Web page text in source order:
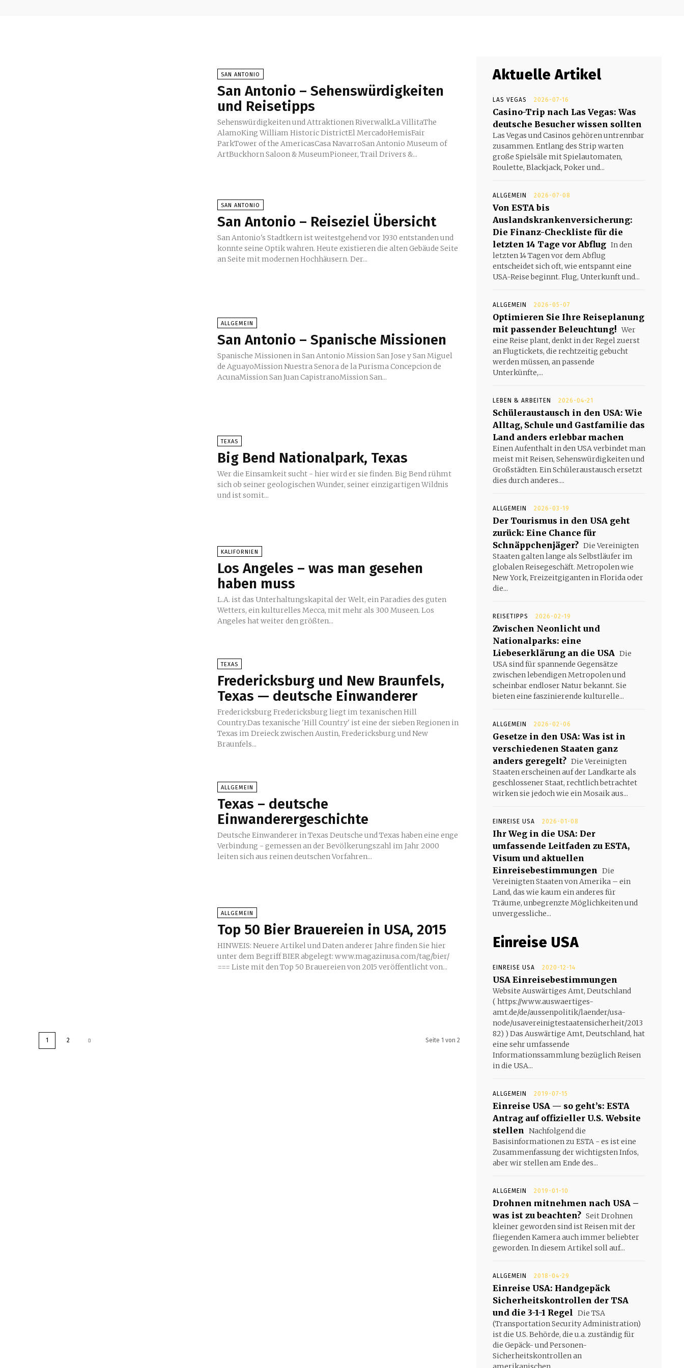
SAN ANTONIO
San Antonio – Sehenswürdigkeiten
und Reisetipps
Sehenswürdigkeiten und Attraktionen RiverwalkLa VillitaThe
AlamoKing William Historic DistrictEl MercadoHemisFair
ParkTower of the AmericasCasa NavarroSan Antonio Museum of
ArtBuckhorn Saloon & MuseumPioneer, Trail Drivers &...
SAN ANTONIO
San Antonio – Reiseziel Übersicht
San Antonio's Stadtkern ist weitestgehend vor 1930 entstanden und
konnte seine Optik wahren. Heute existieren die alten Gebäude Seite
an Seite mit modernen Hochhäusern. Der...
ALLGEMEIN
San Antonio – Spanische Missionen
Spanische Missionen in San Antonio Mission San Jose y San Miguel
de AguayoMission Nuestra Senora de la Purisma Concepcion de
AcunaMission San Juan CapistranoMission San...
TEXAS
Big Bend Nationalpark, Texas
Wer die Einsamkeit sucht - hier wird er sie finden. Big Bend rühmt
sich ob seiner geologischen Wunder, seiner einzigartigen Wildnis
und ist somit...
KALIFORNIEN
Los Angeles – was man gesehen
haben muss
L.A. ist das Unterhaltungskapital der Welt, ein Paradies des guten
Wetters, ein kulturelles Mecca, mit mehr als 300 Museen. Los
Angeles hat weiter den größten...
TEXAS
Fredericksburg und New Braunfels,
Texas — deutsche Einwanderer
Fredericksburg Fredericksburg liegt im texanischen Hill
Country.Das texanische 'Hill Country' ist eine der sieben Regionen in
Texas im Dreieck zwischen Austin, Fredericksburg und New
Braunfels...
ALLGEMEIN
Texas – deutsche
Einwanderergeschichte
Deutsche Einwanderer in Texas Deutsche und Texas haben eine enge
Verbindung - gemessen an der Bevölkerungszahl im Jahr 2000
leiten sich aus reinen deutschen Vorfahren...
ALLGEMEIN
Top 50 Bier Brauereien in USA, 2015
HINWEIS: Neuere Artikel und Daten anderer Jahre finden Sie hier
unter dem Begriff BIER abgelegt: www.magazinusa.com/tag/bier/
=== Liste mit den Top 50 Brauereien von 2015 veröffentlicht von...
1 2 Seite 1 von 2
Aktuelle Artikel
LAS VEGAS 2026-07-16
Casino-Trip nach Las Vegas: Was
deutsche Besucher wissen sollten
Las Vegas und Casinos gehören untrennbar
zusammen. Entlang des Strip warten
große Spielsäle mit Spielautomaten,
Roulette, Blackjack, Poker und...
ALLGEMEIN 2026-07-08
Von ESTA bis
Auslandskrankenversicherung:
Die Finanz-Checkliste für die
letzten 14 Tage vor Abflug In den
letzten 14 Tagen vor dem Abflug
entscheidet sich oft, wie entspannt eine
USA-Reise beginnt. Flug, Unterkunft und...
ALLGEMEIN 2026-05-07
Optimieren Sie Ihre Reiseplanung
mit passender Beleuchtung! Wer
eine Reise plant, denkt in der Regel zuerst
an Flugtickets, die rechtzeitig gebucht
werden müssen, an passende
Unterkünfte,...
LEBEN & ARBEITEN 2026-04-21
Schüleraustausch in den USA: Wie
Alltag, Schule und Gastfamilie das
Land anders erlebbar machen
Einen Aufenthalt in den USA verbindet man
meist mit Reisen, Sehenswürdigkeiten und
Großstädten. Ein Schüleraustausch ersetzt
dies durch anderes....
ALLGEMEIN 2026-03-19
Der Tourismus in den USA geht
zurück: Eine Chance für
Schnäppchenjäger? Die Vereinigten
Staaten galten lange als Selbstläufer im
globalen Reisegeschäft. Metropolen wie
New York, Freizeitgiganten in Florida oder
die...
REISETIPPS 2026-02-19
Zwischen Neonlicht und
Nationalparks: eine
Liebeserklärung an die USA Die
USA sind für spannende Gegensätze
zwischen lebendigen Metropolen und
scheinbar endloser Natur bekannt. Sie
bieten eine faszinierende kulturelle...
ALLGEMEIN 2026-02-06
Gesetze in den USA: Was ist in
verschiedenen Staaten ganz
anders geregelt? Die Vereinigten
Staaten erscheinen auf der Landkarte als
geschlossener Staat, rechtlich betrachtet
wirken sie jedoch wie ein Mosaik aus...
EINREISE USA 2026-01-08
Ihr Weg in die USA: Der
umfassende Leitfaden zu ESTA,
Visum und aktuellen
Einreisebestimmungen Die
Vereinigten Staaten von Amerika – ein
Land, das wie kaum ein anderes für
Träume, unbegrenzte Möglichkeiten und
unvergessliche...
Einreise USA
EINREISE USA 2020-12-14
USA Einreisebestimmungen
Website Auswärtiges Amt, Deutschland
( https://www.auswaertiges-
amt.de/de/aussenpolitik/laender/usa-
node/usavereinigtestaatensicherheit/2013
82) ) Das Auswärtige Amt, Deutschland, hat
eine sehr umfassende
Informationssammlung bezüglich Reisen
in die USA...
ALLGEMEIN 2019-07-15
Einreise USA — so geht’s: ESTA
Antrag auf offizieller U.S. Website
stellen Nachfolgend die
Basisinformationen zu ESTA - es ist eine
Zusammenfassung der wichtigsten Infos,
aber wir stellen am Ende des...
ALLGEMEIN 2019-01-10
Drohnen mitnehmen nach USA –
was ist zu beachten? Seit Drohnen
kleiner geworden sind ist Reisen mit der
fliegenden Kamera auch immer beliebter
geworden. In diesem Artikel soll auf...
ALLGEMEIN 2018-04-29
Einreise USA: Handgepäck
Sicherheitskontrollen der TSA
und die 3-1-1 Regel Die TSA
(Transportation Security Administration)
ist die U.S. Behörde, die u.a. zuständig für
die Gepäck- und Personen-
Sicherheitskontrollen an